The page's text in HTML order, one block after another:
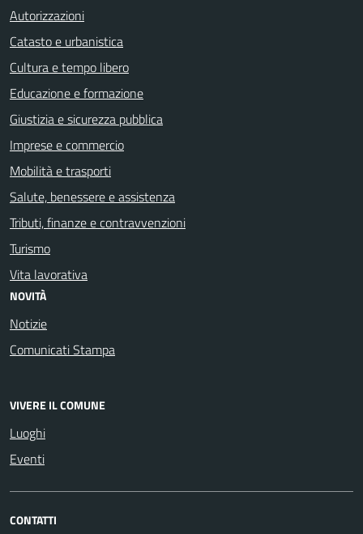
Autorizzazioni
Catasto e urbanistica
Cultura e tempo libero
Educazione e formazione
Giustizia e sicurezza pubblica
Imprese e commercio
Mobilità e trasporti
Salute, benessere e assistenza
Tributi, finanze e contravvenzioni
Turismo
Vita lavorativa
NOVITÀ
Notizie
Comunicati Stampa
VIVERE IL COMUNE
Luoghi
Eventi
CONTATTI